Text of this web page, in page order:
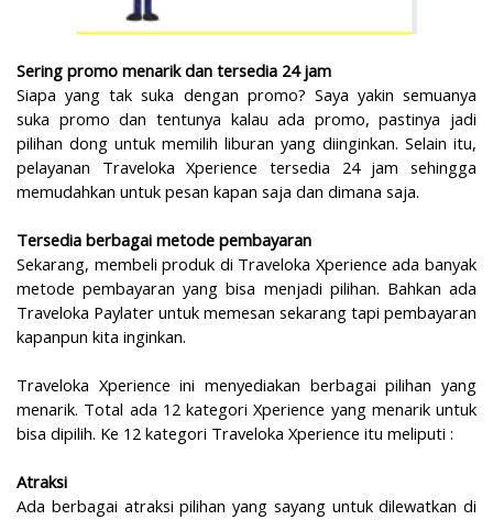
Sering promo menarik dan tersedia 24 jam
Siapa yang tak suka dengan promo? Saya yakin semuanya
suka promo dan tentunya kalau ada promo, pastinya jadi
pilihan dong untuk memilih liburan yang diinginkan. Selain itu,
pelayanan Traveloka Xperience tersedia 24 jam sehingga
memudahkan untuk pesan kapan saja dan dimana saja.
Tersedia berbagai metode pembayaran
Sekarang, membeli produk di Traveloka Xperience ada banyak
metode pembayaran yang bisa menjadi pilihan. Bahkan ada
Traveloka Paylater untuk memesan sekarang tapi pembayaran
kapanpun kita inginkan.
Traveloka Xperience ini menyediakan berbagai pilihan yang
menarik. Total ada 12 kategori Xperience yang menarik untuk
bisa dipilih. Ke 12 kategori Traveloka Xperience itu meliputi :
Atraksi
Ada berbagai atraksi pilihan yang sayang untuk dilewatkan di